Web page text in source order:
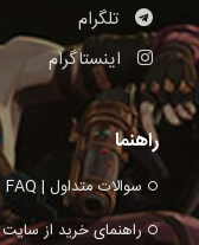
تلگرام
اینستاگرام
راهنما
سوالات متداول | FAQ
راهنمای خرید از سایت